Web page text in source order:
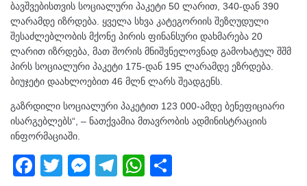
ბავშვებისთვის სოციალური პაკეტი 50 ლარით, 340-დან 390
ლარამდე იზრდება. ყველა სხვა კატეგორიის შეზღუდული
შესაძლებლობის მქონე პირის ფინანსური დახმარება 20
ლარით იზრდება, მათ შორის მნიშვნელოვნად გამოხატულ შშმ
პირს სოციალური პაკეტი 175-დან 195 ლარამდე ეზრდება.
ბიუჯეტი დაახლოებით 46 მლნ ლარს შეადგენს.
გაზრდილი სოციალური პაკეტით 123 000-ამდე ბენეფიციარი
ისარგებლებს“, – ნათქვამია მთავრობის ადმინისტრაციის
ინფორმაციაში.
F
T
M
T
W